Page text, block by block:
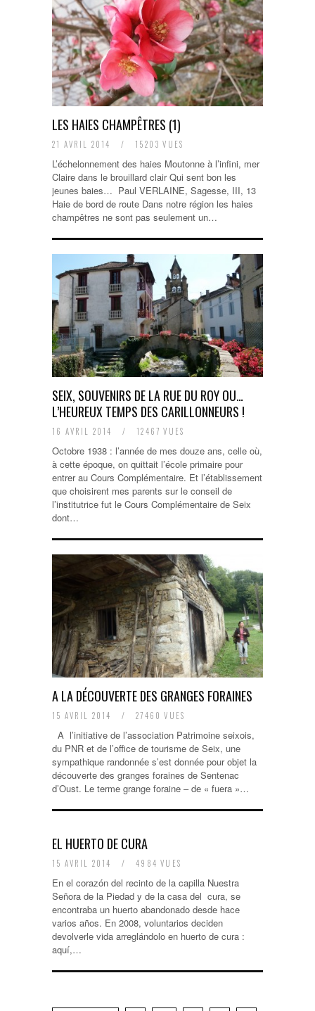
LES HAIES CHAMPÊTRES (1)
21 AVRIL 2014 / 15203 VUES
L’échelonnement des haies Moutonne à l’infini, mer
Claire dans le brouillard clair Qui sent bon les
jeunes baies… Paul VERLAINE, Sagesse, III, 13
Haie de bord de route Dans notre région les haies
champêtres ne sont pas seulement un…
SEIX, SOUVENIRS DE LA RUE DU ROY OU…
L’HEUREUX TEMPS DES CARILLONNEURS !
16 AVRIL 2014 / 12467 VUES
Octobre 1938 : l’année de mes douze ans, celle où,
à cette époque, on quittait l’école primaire pour
entrer au Cours Complémentaire. Et l’établissement
que choisirent mes parents sur le conseil de
l’institutrice fut le Cours Complémentaire de Seix
dont…
A LA DÉCOUVERTE DES GRANGES FORAINES
15 AVRIL 2014 / 27460 VUES
A l’initiative de l’association Patrimoine seixois,
du PNR et de l’office de tourisme de Seix, une
sympathique randonnée s’est donnée pour objet la
découverte des granges foraines de Sentenac
d’Oust. Le terme grange foraine – de « fuera »…
EL HUERTO DE CURA
15 AVRIL 2014 / 4984 VUES
En el corazón del recinto de la capilla Nuestra
Señora de la Piedad y de la casa del cura, se
encontraba un huerto abandonado desde hace
varios años. En 2008, voluntarios deciden
devolverle vida arreglándolo en huerto de cura :
aquí,…